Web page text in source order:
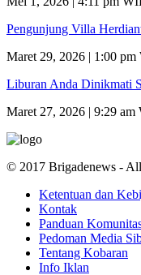
Pengunjung Villa
Maret 29, 2026 | 1:00 pm
Liburan Anda Dinikmati
Maret 27, 2026 | 9:29 am
© 2017 Brigadenews -
Ketentuan dan
Kontak
Panduan
Pedoman Media
Tentang Kobaran
Info Iklan